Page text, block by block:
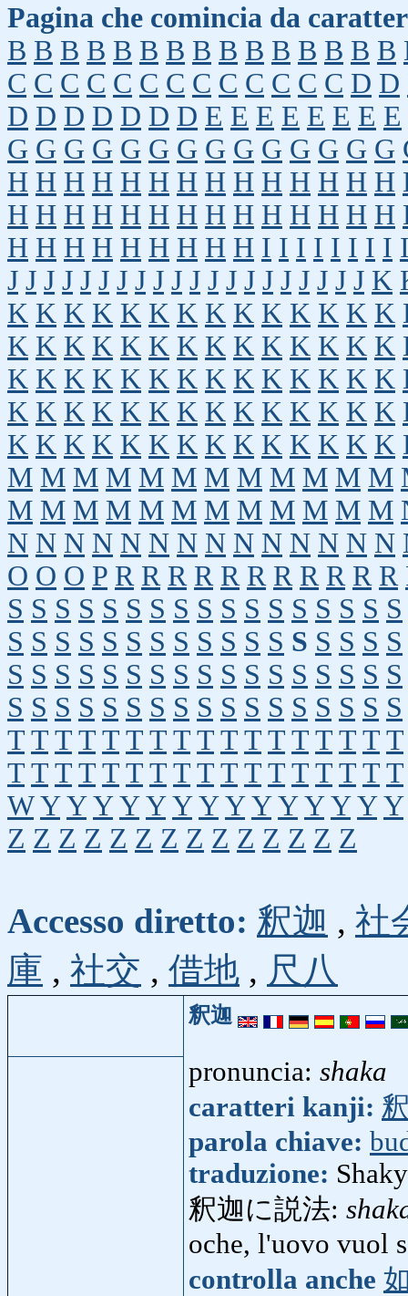
Pagina che comincia da
B B B B B B B B B B B B B B B
C C C C C C C C C C C C C D D
D D D D D D D E E E E E E E E
G G G G G G G G G G G G G G
H H H H H H H H H H H H H H
H H H H H H H H H H H H H H
H H H H H H H H H I I I I I I I I
J J J J J J J J J J J J J J J J J J J J K
K K K K K K K K K K K K K K
K K K K K K K K K K K K K K
K K K K K K K K K K K K K K
K K K K K K K K K K K K K K
K K K K K K K K K K K K K K
M M M M M M M M M M M M
M M M M M M M M M M M M
N N N N N N N N N N N N N N
O O O P R R R R R R R R R R R
S S S S S S S S S S S S S S S S S
S S S S S S S S S S S S S S S S S
S S S S S S S S S S S S S S S S S
S S S S S S S S S S S S S S S S S
T T T T T T T T T T T T T T T T T
T T T T T T T T T T T T T T T T T
W Y Y Y Y Y Y Y Y Y Y Y Y Y Y
Z Z Z Z Z Z Z Z Z Z Z Z Z Z
Accesso diretto: 釈迦 , 社
庫 , 社交 , 借地 , 尺八
釈迦
pronuncia: shaka
caratteri kanji:
parola chiave:
traduzione:
釈迦に説法:
oche, l'uovo vuol
controlla anche